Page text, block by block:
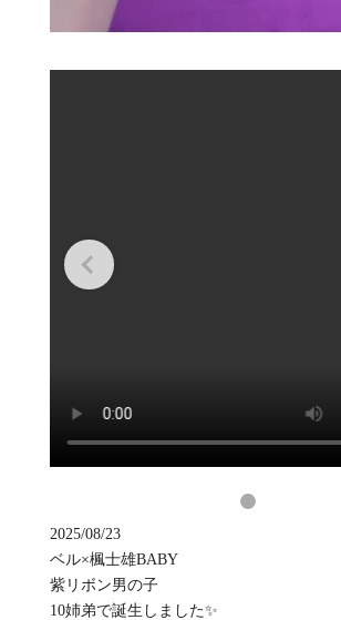
2025/08/23
ベル×楓士雄BABY
紫リボン男の子
10姉弟で誕生しました✨